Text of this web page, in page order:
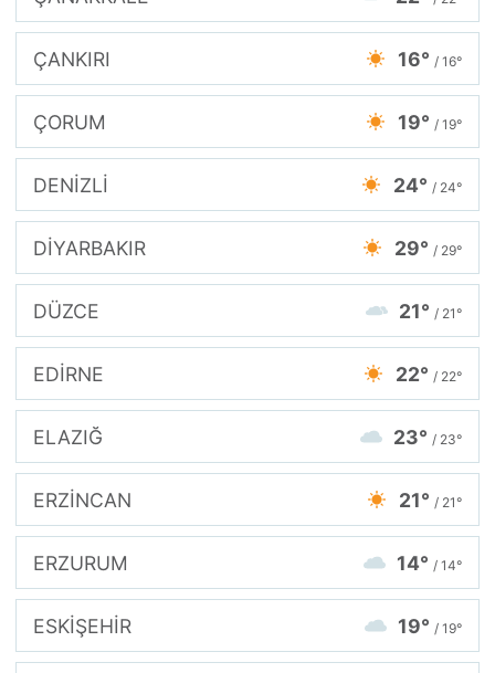
ÇANKIRI 16° / 16°
ÇORUM 19° / 19°
DENİZLİ 24° / 24°
DİYARBAKIR 29° / 29°
DÜZCE 21° / 21°
EDİRNE 22° / 22°
ELAZIĞ 23° / 23°
ERZİNCAN 21° / 21°
ERZURUM 14° / 14°
ESKİŞEHİR 19° / 19°